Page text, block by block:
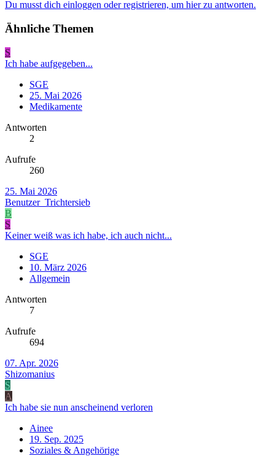
Du musst dich einloggen oder registrieren, um hier zu antworten.
Ähnliche Themen
S
Ich habe aufgegeben...
SGE
25. Mai 2026
Medikamente
Antworten
2
Aufrufe
260
25. Mai 2026
Benutzer_Trichtersieb
B
S
Keiner weiß was ich habe, ich auch nicht...
SGE
10. März 2026
Allgemein
Antworten
7
Aufrufe
694
07. Apr. 2026
Shizomanius
S
A
Ich habe sie nun anscheinend verloren
Ainee
19. Sep. 2025
Soziales & Angehörige